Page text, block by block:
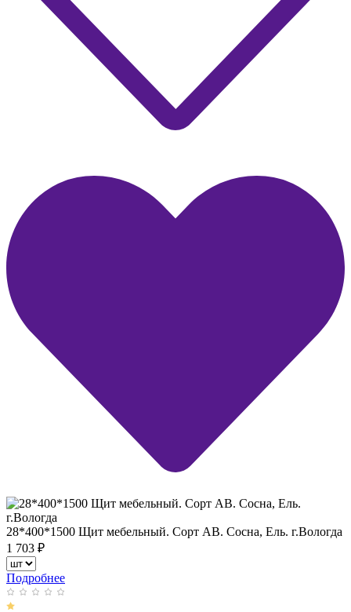
28*400*1500 Щит мебельный. Сорт АВ. Сосна, Ель. г.Вологда
1 703 ₽
Подробнее